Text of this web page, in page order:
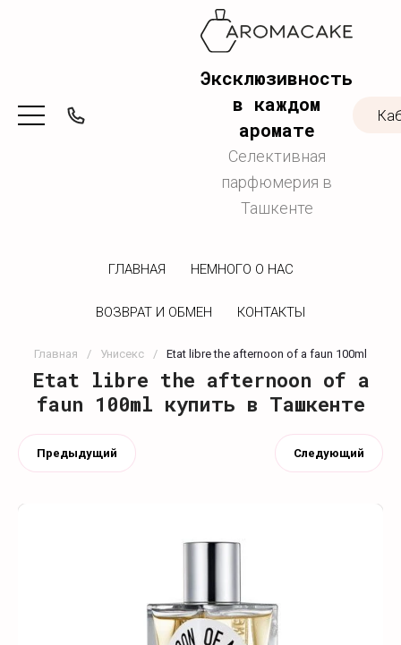
Эксклюзивность
в каждом
аромате
Селективная
парфюмерия в
Ташкенте
ГЛАВНАЯ НЕМНОГО О НАС
ВОЗВРАТ И ОБМЕН КОНТАКТЫ
Главная / Унисекс / Etat libre the afternoon of a faun 100ml
Etat libre the afternoon of a
faun 100ml купить в Ташкенте
Предыдущий Следующий